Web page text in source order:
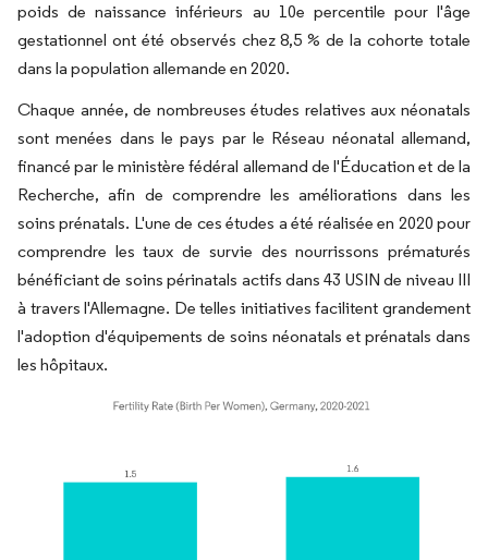
poids de naissance inférieurs au 10e percentile pour l'âge
gestationnel ont été observés chez 8,5 % de la cohorte totale
dans la population allemande en 2020.
Chaque année, de nombreuses études relatives aux néonatals
sont menées dans le pays par le Réseau néonatal allemand,
financé par le ministère fédéral allemand de l'Éducation et de la
Recherche, afin de comprendre les améliorations dans les
soins prénatals. L'une de ces études a été réalisée en 2020 pour
comprendre les taux de survie des nourrissons prématurés
bénéficiant de soins périnatals actifs dans 43 USIN de niveau III
à travers l'Allemagne. De telles initiatives facilitent grandement
l'adoption d'équipements de soins néonatals et prénatals dans
les hôpitaux.